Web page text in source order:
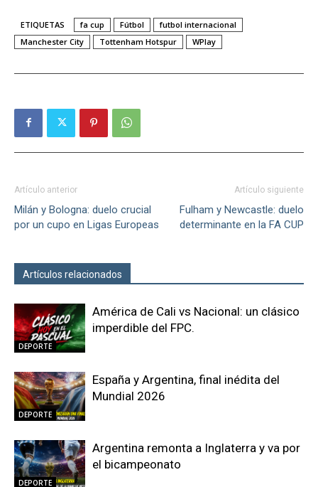
ETIQUETAS fa cup Fútbol
futbol internacional
Manchester City
Tottenham Hotspur WPlay
Artículo anterior
Milán y Bologna: duelo crucial
por un cupo en Ligas Europeas
Artículo siguiente
Fulham y Newcastle: duelo
determinante en la FA CUP
Artículos relacionados
DEPORTE
América de Cali vs Nacional: un clásico
imperdible del FPC.
DEPORTE
España y Argentina, final inédita del
Mundial 2026
DEPORTE
Argentina remonta a Inglaterra y va por
el bicampeonato